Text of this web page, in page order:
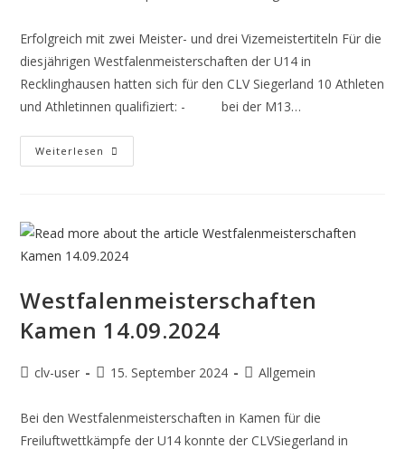
Erfolgreich mit zwei Meister- und drei Vizemeistertiteln Für die
diesjährigen Westfalenmeisterschaften der U14 in
Recklinghausen hatten sich für den CLV Siegerland 10 Athleten
und Athletinnen qualifiziert: - bei der M13…
Weiterlesen
Westfalenmeisterschaften
Kamen 14.09.2024
clv-user 15. September 2024 Allgemein
Bei den Westfalenmeisterschaften in Kamen für die
Freiluftwettkämpfe der U14 konnte der CLVSiegerland in